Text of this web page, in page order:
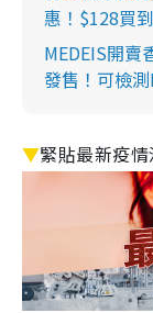
惠！$128買
MEDEIS開賣
發售！可檢
▼緊貼最新疫